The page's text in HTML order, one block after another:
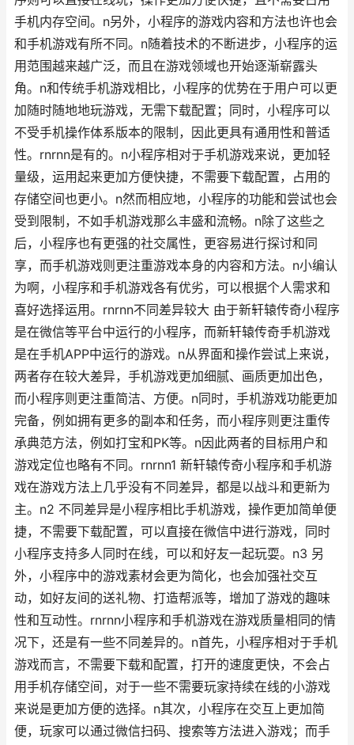
手机内存空间。n另外，小程序的游戏内容和方法也许也会
和手机游戏有所不同。n随着技术的不断进步，小程序的运
用范围越来越广泛，而且在游戏领域也开始逐渐崭露头
角。n和传统手机游戏相比，小程序的优势在于用户可以更
加随时随地地玩游戏，无需下载配置；同时，小程序可以
不受手机操作体系版本的限制，因此更具有通用性和普适
性。rnrnn是有的。n小程序相对于手机游戏来说，更加轻
量级，运用起来更加方便快捷，不需要下载配置，占用的
存储空间也更小。n然而相应地，小程序的功能和尝试也会
受到限制，不如手机游戏那么丰盛和流畅。n除了这些之
后，小程序也有更强的社交属性，更容易进行探讨和同
享，而手机游戏则更注重游戏本身的内容和方法。n小编认
为啊，小程序和手机游戏各有优劣，可以根据个人需求和
喜好选择运用。rnrnn不同差异较大 由于新轩辕传奇小程序
是在微信等平台中运行的小程序，而新轩辕传奇手机游戏
是在手机APP中运行的游戏。n从界面和操作尝试上来说，
两者存在较大差异，手机游戏更加细腻、画质更加出色，
而小程序则更注重简洁、方便。n同时，手机游戏功能更加
完备，例如拥有更多的副本和任务，而小程序则更注重传
承典范方法，例如打宝和PK等。n因此两者的目标用户和
游戏定位也略有不同。rnrnn1 新轩辕传奇小程序和手机游
戏在游戏方法上几乎没有不同差异，都是以战斗和更新为
主。n2 不同差异是小程序相比手机游戏，操作更加简单便
捷，不需要下载配置，可以直接在微信中进行游戏，同时
小程序支持多人同时在线，可以和好友一起玩耍。n3 另
外，小程序中的游戏素材会更为简化，也会加强社交互
动，如好友间的送礼物、打造帮派等，增加了游戏的趣味
性和互动性。rnrnn小程序和手机游戏在游戏质量相同的情
况下，还是有一些不同差异的。n首先，小程序相对于手机
游戏而言，不需要下载和配置，打开的速度更快，不会占
用手机存储空间，对于一些不需要玩家持续在线的小游戏
来说是更加方便的选择。n其次，小程序在交互上更加简
便，玩家可以通过微信扫码、搜索等方法进入游戏；而手